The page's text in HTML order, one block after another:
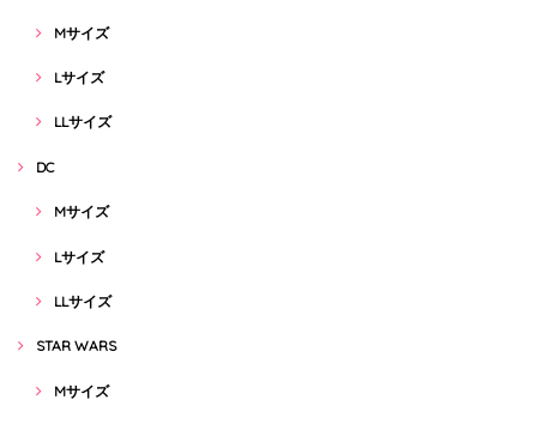
Mサイズ
Lサイズ
LLサイズ
DC
Mサイズ
Lサイズ
LLサイズ
STAR WARS
Mサイズ